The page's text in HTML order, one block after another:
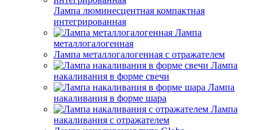
Лампа люминесцентная компактная
интегрированная
Лампа
металлогалогенная
Лампа металлогалогенная с отражателем
Лампа
накаливания в форме свечи
Лампа
накаливания в форме шара
Лампа
накаливания с отражателем